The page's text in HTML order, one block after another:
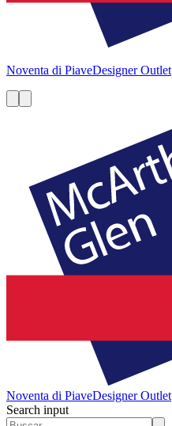
Noventa di PiaveDesigner Outlet
Noventa di PiaveDesigner Outlet
Search input